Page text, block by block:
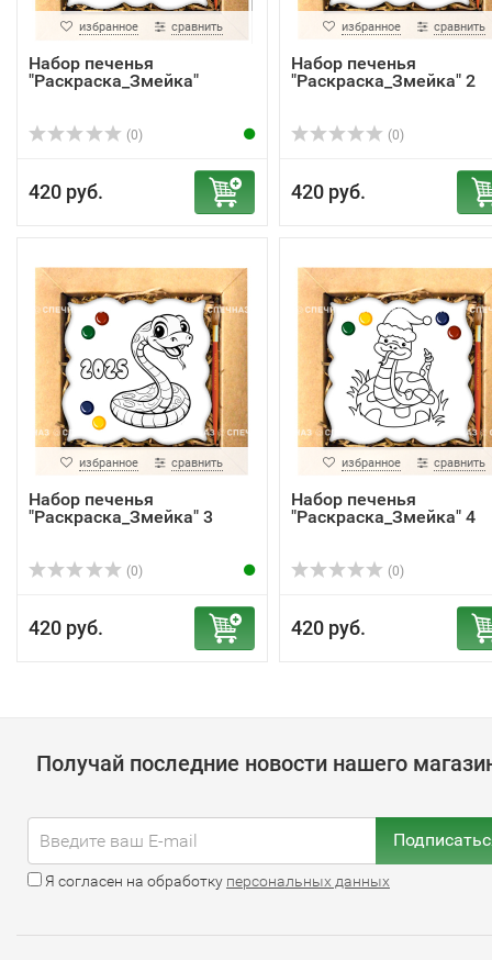
избранное сравнить
Набор печенья
"Раскраска_Змейка"
(0)
420 руб.
избранное сравнить
Набор печенья
"Раскраска_Змейка" 2
(0)
420 руб.
избранное сравнить
Набор печенья
"Раскраска_Змейка" 3
(0)
420 руб.
избранное сравнить
Набор печенья
"Раскраска_Змейка" 4
(0)
420 руб.
Получай последние новости нашего
Я согласен на обработку персональных данных